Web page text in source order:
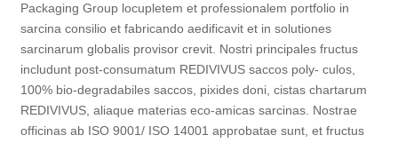
Packaging Group locupletem et professionalem portfolio in
sarcina consilio et fabricando aedificavit et in solutiones
sarcinarum globalis provisor crevit. Nostri principales fructus
includunt post-consumatum REDIVIVUS saccos poly- culos,
100% bio-degradabiles saccos, pixides doni, cistas chartarum
REDIVIVUS, aliaque materias eco-amicas sarcinas. Nostrae
officinas ab ISO 9001/ ISO 14001 approbatae sunt, et fructus